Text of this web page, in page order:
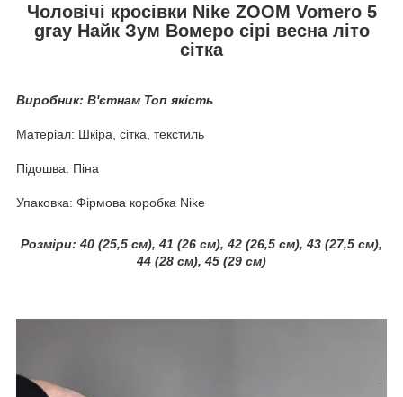
Чоловічі кросівки Nike ZOOM Vomero 5
gray Найк Зум Вомеро сірі весна літо
сітка
Виробник: В'єтнам Топ якість
Матеріал: Шкіра, сітка, текстиль
Підошва: Піна
Упаковка: Фірмова коробка Nike
Розміри: 40 (25,5 см), 41 (26 см), 42 (26,5 см), 43 (27,5 см),
44 (28 см), 45 (29 см)